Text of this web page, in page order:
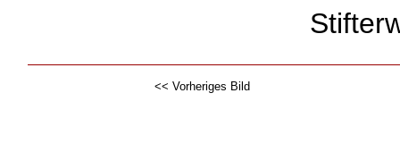
<< Vorheriges Bild